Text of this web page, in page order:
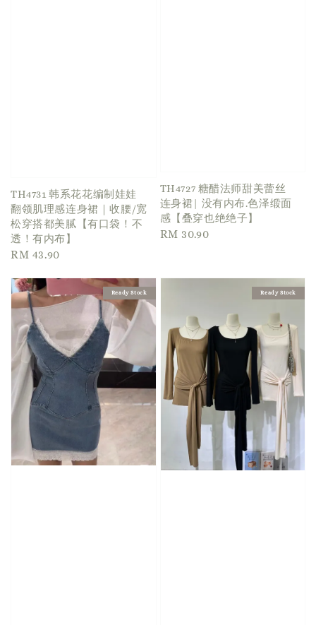
TH4731 韩系花花编制娃娃
翻领肌理感连身裙｜收腰/宽
松穿搭都美腻【有口袋！不
透！有内布】
Regular
RM 43.90
TH4727 糖醋法师甜美蕾丝
连身裙| 没有内布.色泽缎面
感【叠穿也绝绝子】
Regular
RM 30.90
Ready Stock Ready Stock